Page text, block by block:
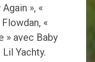
», «
«
» avec Baby
Yachty.